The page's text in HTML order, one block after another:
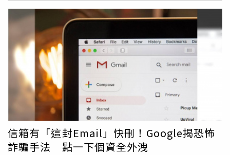
16%，Shopify上漲6%，顯示市場對AI電商整合的積極反
應。再來是ChatGPT Pulse，作爲個性化AI代理的預覽版，
Pulse主動研究主題並基於個性化聊天、提示和連接的應用
程序（如Gmail 和日曆）為用戶提供精選內容。行業消息人
士還指出，OpenAI可能推出更強大的旅行預訂代理。多位
業界人士預測OpenAI可能推出AI瀏覽器，挑戰谷歌Chrome
的主導地位。瑞銀表示，目前網路瀏覽器市場由谷歌
Chrome主導，其次是蘋果Safari和微軟Edge，OpenAI的產
品擴張將衝擊網路領域的現有參與者。
信箱有「這封Email」快刪！Google揭恐怖
詐騙手法 點一下個資全外洩